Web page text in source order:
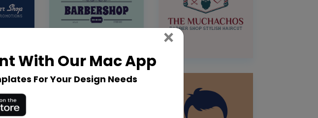
With Our Mac App
For Your Design Needs
× Close